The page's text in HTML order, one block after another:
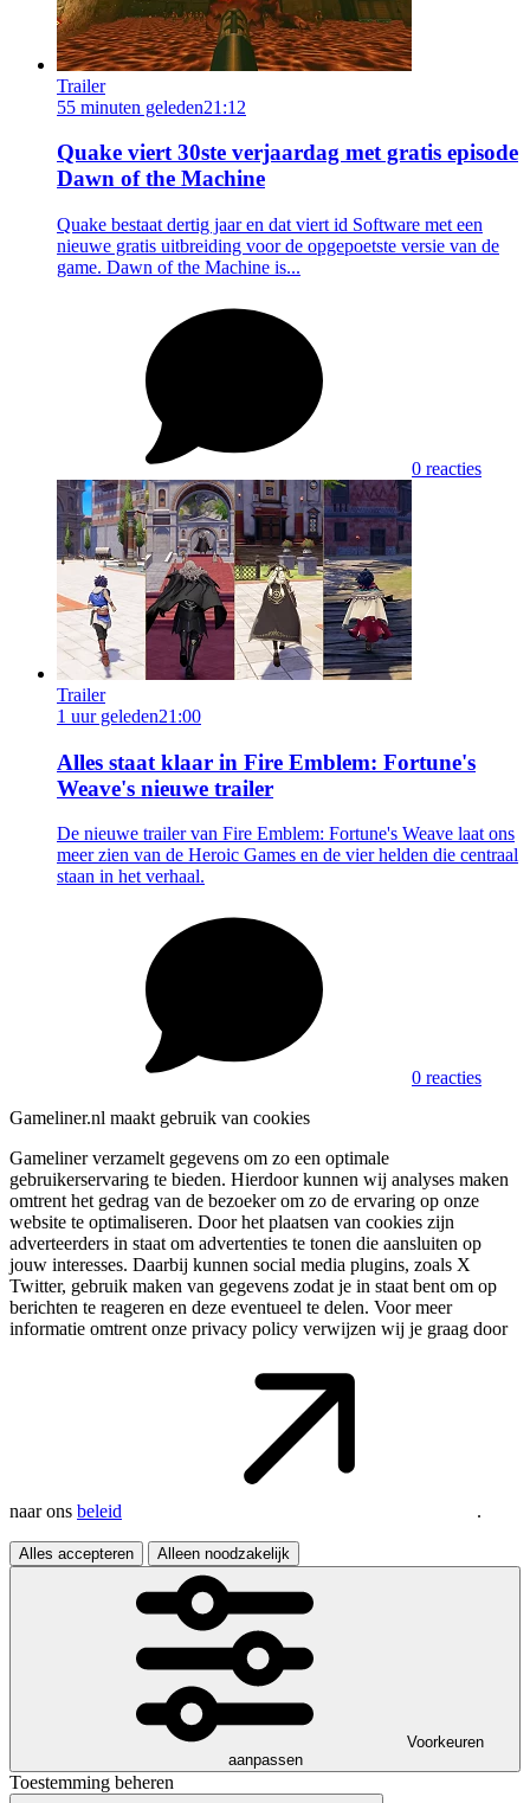
Trailer
55 minuten geleden21:12
Quake viert 30ste verjaardag met gratis episode
Dawn of the Machine
Quake bestaat dertig jaar en dat viert id Software met een
nieuwe gratis uitbreiding voor de opgepoetste versie van de
game. Dawn of the Machine is...
0 reacties
Trailer
1 uur geleden21:00
Alles staat klaar in Fire Emblem: Fortune's
Weave's nieuwe trailer
De nieuwe trailer van Fire Emblem: Fortune's Weave laat ons
meer zien van de Heroic Games en de vier helden die centraal
staan in het verhaal.
0 reacties
Gameliner.nl maakt gebruik van cookies
Gameliner verzamelt gegevens om zo een optimale
gebruikerservaring te bieden. Hierdoor kunnen wij analyses maken
omtrent het gedrag van de bezoeker om zo de ervaring op onze
website te optimaliseren. Door het plaatsen van cookies zijn
adverteerders in staat om advertenties te tonen die aansluiten op
jouw interesses. Daarbij kunnen social media plugins, zoals X
Twitter, gebruik maken van gegevens zodat je in staat bent om op
berichten te reageren en deze eventueel te delen. Voor meer
informatie omtrent onze privacy policy verwijzen wij je graag door
naar ons beleid .
Alles accepteren Alleen noodzakelijk
Voorkeuren
aanpassen
Toestemming beheren